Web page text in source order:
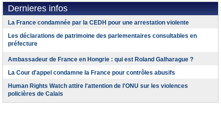
Dernieres infos
La France condamnée par la CEDH pour une arrestation violente
Les déclarations de patrimoine des parlementaires consultables en
préfecture
Ambassadeur de France en Hongrie : qui est Roland Galharague ?
La Cour d'appel condamne la France pour contrôles abusifs
Human Rights Watch attire l'attention de l'ONU sur les violences
policières de Calais